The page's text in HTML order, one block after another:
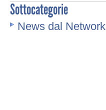
Sottocategorie
News dal Network